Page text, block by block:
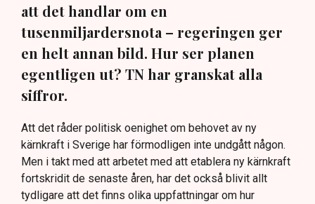
att det handlar om en
tusenmiljardersnota – regeringen ger
en helt annan bild. Hur ser planen
egentligen ut? TN har granskat alla
siffror.
Att det råder politisk oenighet om behovet av ny
kärnkraft i Sverige har förmodligen inte undgått någon.
Men i takt med att arbetet med att etablera ny kärnkraft
fortskridit de senaste åren, har det också blivit allt
tydligare att det finns olika uppfattningar om hur